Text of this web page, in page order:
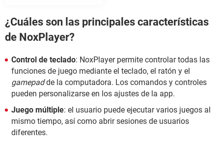
¿Cuáles son las principales características
de NoxPlayer?
Control de teclado: NoxPlayer permite controlar todas las
funciones de juego mediante el teclado, el ratón y el
gamepadde la computadora. Los comandos y controles
pueden personalizarse en los ajustes de la app.
Juego múltiple: el usuario puede ejecutar varios juegos al
mismo tiempo, así como abrir sesiones de usuarios
diferentes.